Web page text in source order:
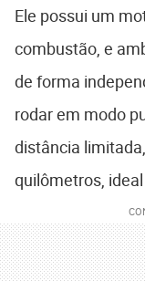
Ele possui um
combustão, e
de forma
rodar em modo
distância
quilômetros,